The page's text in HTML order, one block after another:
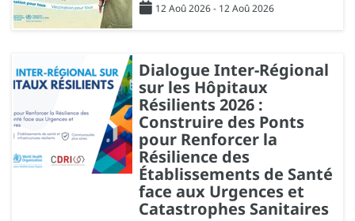
12 Aoû 2026 - 12 Aoû 2026
Dialogue Inter-Régional
sur les Hôpitaux
Résilients 2026 :
Construire des Ponts
pour Renforcer la
Résilience des
Établissements de Santé
face aux Urgences et
Catastrophes Sanitaires